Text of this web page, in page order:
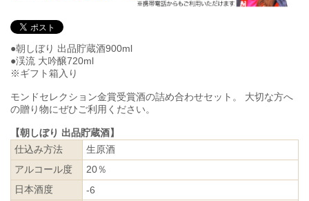
●朝しぼり 出品貯蔵酒900ml
●渓流 大吟醸720ml
※ギフト箱入り
モンドセレクション金賞受賞酒の詰め合わせセット。 大切な方へ
の贈り物にぜひご利用ください。
【朝しぼり 出品貯蔵酒】
仕込み方法
生原酒
アルコール度
20％
日本酒度
-6